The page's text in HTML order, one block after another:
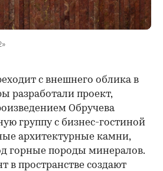
с внешнего облика в
разработали проект,
Обручева
группу с бизнес-гостиной
архитектурные камни,
горные породы минералов.
в пространстве создают